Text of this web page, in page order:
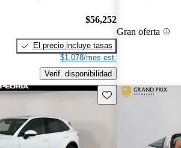
$56,252
El precio incluye tasas
$1,078/mes est.
Verif. disponibilidad
Gran oferta
Guarda este Aviso